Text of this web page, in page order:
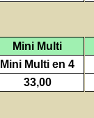
Mini Multi
Mini Multi en 4
33,00